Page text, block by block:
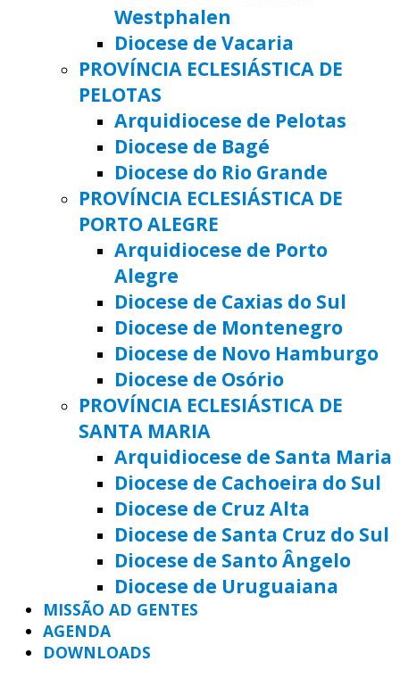
Westphalen
Diocese de Vacaria
PROVÍNCIA ECLESIÁSTICA DE
PELOTAS
Arquidiocese de Pelotas
Diocese de Bagé
Diocese do Rio Grande
PROVÍNCIA ECLESIÁSTICA DE
PORTO ALEGRE
Arquidiocese de Porto
Alegre
Diocese de Caxias do Sul
Diocese de Montenegro
Diocese de Novo Hamburgo
Diocese de Osório
PROVÍNCIA ECLESIÁSTICA DE
SANTA MARIA
Arquidiocese de Santa Maria
Diocese de Cachoeira do Sul
Diocese de Cruz Alta
Diocese de Santa Cruz do Sul
Diocese de Santo Ângelo
Diocese de Uruguaiana
MISSÃO AD GENTES
AGENDA
DOWNLOADS